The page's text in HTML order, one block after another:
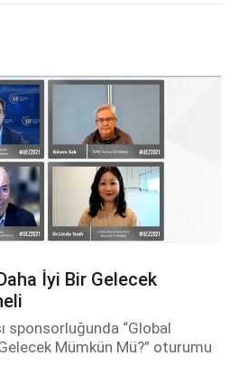
İyi Bir Gelecek
sponsorluğunda “Global
Mümkün Mü?” oturumu